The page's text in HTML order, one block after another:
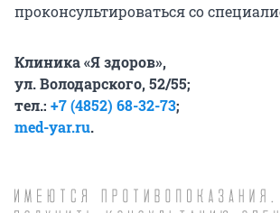
проконсультироваться со
Клиника «Я здоров»,
ул. Володарского, 52/55;
тел.: +7 (4852) 68-32-73;
med-yar.ru.